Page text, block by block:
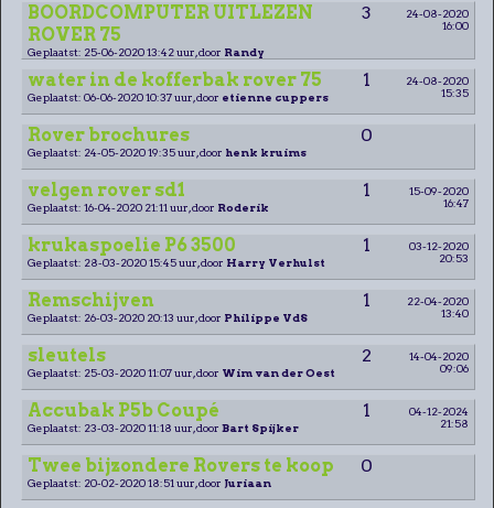
BOORDCOMPUTER UITLEZEN
ROVER 75
3
24-08-2020
16:00
Geplaatst: 25-06-2020 13:42 uur, door Randy
water in de kofferbak rover 75 1
24-08-2020
15:35
Geplaatst: 06-06-2020 10:37 uur, door etienne cuppers
Rover brochures 0
Geplaatst: 24-05-2020 19:35 uur, door henk kruims
velgen rover sd1 1
15-09-2020
16:47
Geplaatst: 16-04-2020 21:11 uur, door Roderik
krukaspoelie P6 3500 1
03-12-2020
20:53
Geplaatst: 28-03-2020 15:45 uur, door Harry Verhulst
Remschijven 1
22-04-2020
13:40
Geplaatst: 26-03-2020 20:13 uur, door Philippe VdS
sleutels 2
14-04-2020
09:06
Geplaatst: 25-03-2020 11:07 uur, door Wim van der Oest
Accubak P5b Coupé 1
04-12-2024
21:58
Geplaatst: 23-03-2020 11:18 uur, door Bart Spijker
Twee bijzondere Rovers te koop 0
Geplaatst: 20-02-2020 18:51 uur, door Juriaan